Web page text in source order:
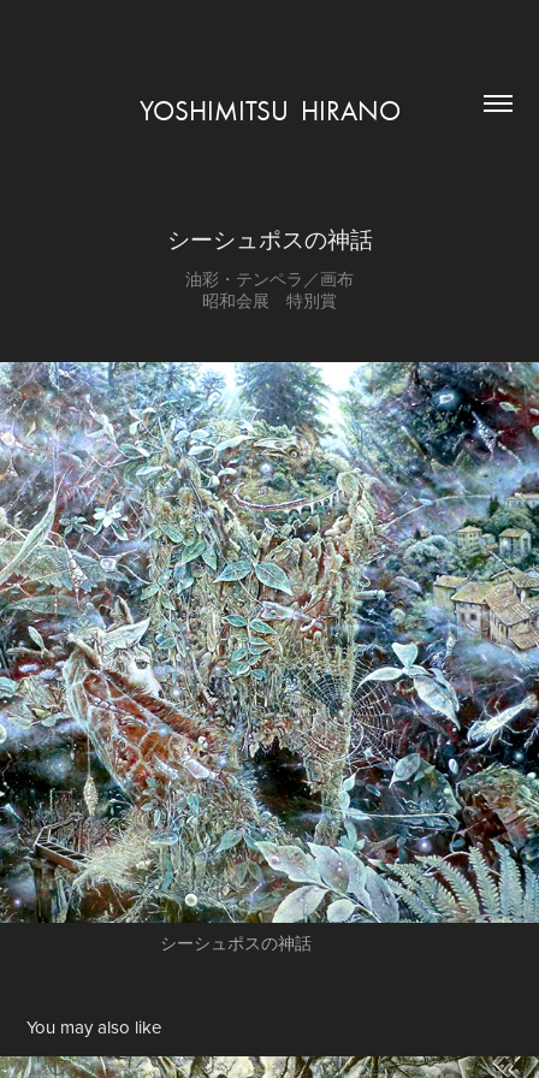
YOSHIMITSU  HIRANO
シーシュポスの神話
油彩・テンペラ／画布
昭和会展 特別賞
シーシュポスの神話
You may also like